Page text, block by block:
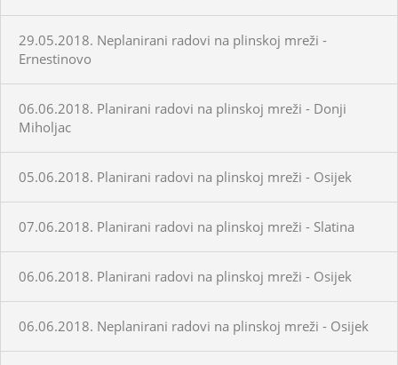
29.05.2018. Neplanirani radovi na plinskoj mreži -
Ernestinovo
06.06.2018. Planirani radovi na plinskoj mreži - Donji
Miholjac
05.06.2018. Planirani radovi na plinskoj mreži - Osijek
07.06.2018. Planirani radovi na plinskoj mreži - Slatina
06.06.2018. Planirani radovi na plinskoj mreži - Osijek
06.06.2018. Neplanirani radovi na plinskoj mreži - Osijek